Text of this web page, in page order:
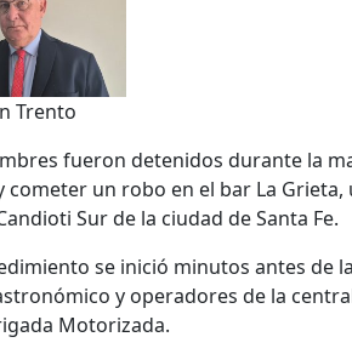
Trento
fueron detenidos durante la
cometer un robo en el bar La
Sur de la ciudad de Santa Fe.
se inició minutos antes de
y operadores de la
Motorizada.